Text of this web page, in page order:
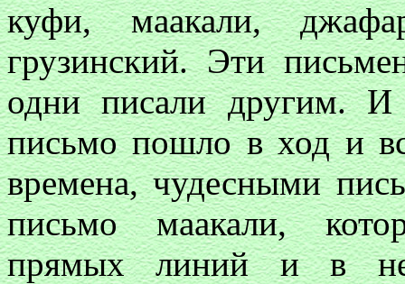
куфи, маакали,
грузинский. Эти
одни писали другим. И
письмо пошло в ход и
времена, чудесными
письмо маакали,
прямых линий и в